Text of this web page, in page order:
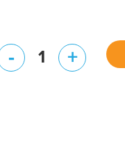
- 1 +